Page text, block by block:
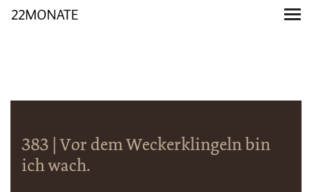
22MONATE
383 | Vor dem Weckerklingeln bin
ich wach.